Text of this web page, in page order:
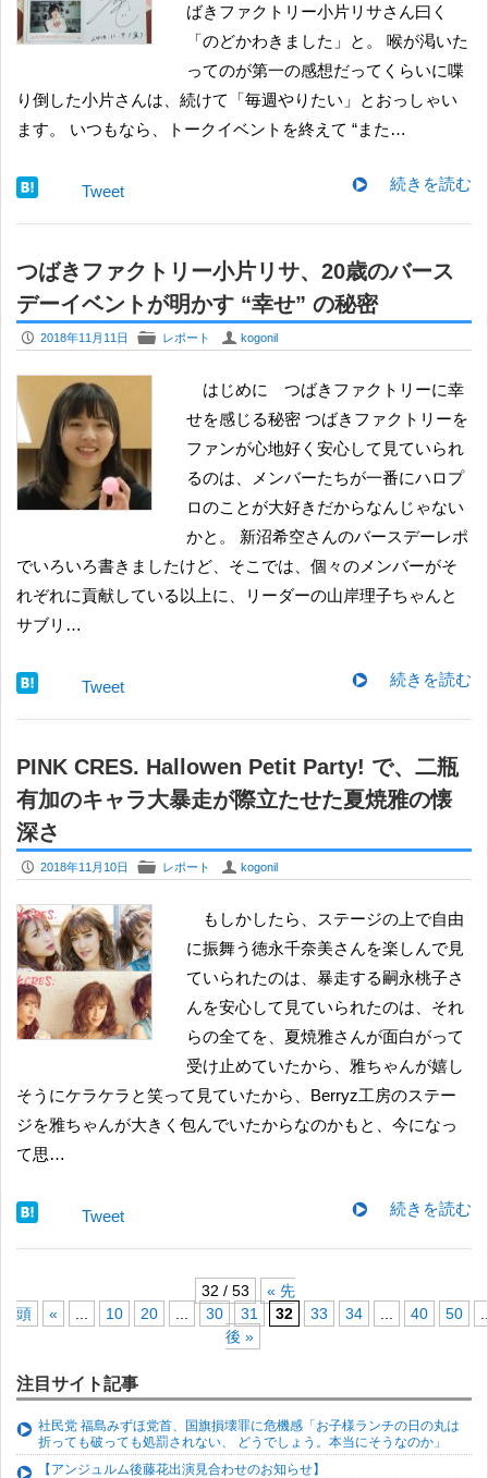
ばきファクトリー小片リサさん曰く
「のどかわきました」と。 喉が渇いた
ってのが第一の感想だってくらいに喋
り倒した小片さんは、続けて「毎週やりたい」とおっしゃい
ます。 いつもなら、トークイベントを終えて “また…
続きを読む
Tweet
つばきファクトリー小片リサ、20歳のバース
デーイベントが明かす “幸せ” の秘密
P 2018年11月11日 F レポート U kogonil
はじめに つばきファクトリーに幸
せを感じる秘密 つばきファクトリーを
ファンが心地好く安心して見ていられ
るのは、メンバーたちが一番にハロプ
ロのことが大好きだからなんじゃない
かと。 新沼希空さんのバースデーレポ
でいろいろ書きましたけど、そこでは、個々のメンバーがそ
れぞれに貢献している以上に、リーダーの山岸理子ちゃんと
サブリ…
続きを読む
Tweet
PINK CRES. Hallowen Petit Party! で、二瓶
有加のキャラ大暴走が際立たせた夏焼雅の懐
深さ
P 2018年11月10日 F レポート U kogonil
もしかしたら、ステージの上で自由
に振舞う徳永千奈美さんを楽しんで見
ていられたのは、暴走する嗣永桃子さ
んを安心して見ていられたのは、それ
らの全てを、夏焼雅さんが面白がって
受け止めていたから、雅ちゃんが嬉し
そうにケラケラと笑って見ていたから、Berryz工房のステー
ジを雅ちゃんが大きく包んでいたからなのかもと、今になっ
て思…
続きを読む
Tweet
32 / 53
« 先
頭
« 10 20 30 31 32 33 34 40 50
後 »
注目サイト記事
社民党 福島みずほ党首、国旗損壊罪に危機感「お子様ランチの日の丸は
折っても破っても処罰されない、 どうでしょう。本当にそうなのか」
【アンジュルム後藤花出演見合わせのお知らせ】